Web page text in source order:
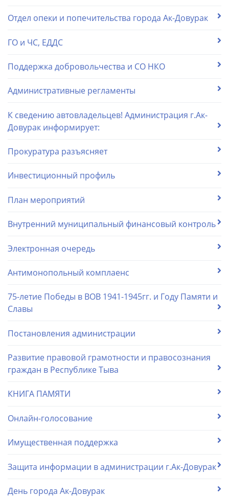
Отдел опеки и попечительства города Ак-Довурак
ГО и ЧС, ЕДДС
Поддержка добровольчества и СО НКО
Административные регламенты
К сведению автовладельцев! Администрация г.Ак-
Довурак информирует:
Прокуратура разъясняет
Инвестиционный профиль
План мероприятий
Внутренний муниципальный финансовый контроль
Электронная очередь
Антимонопольный комплаенс
75-летие Победы в ВОВ 1941-1945гг. и Году Памяти и
Славы
Постановления администрации
Развитие правовой грамотности и правосознания
граждан в Республике Тыва
КНИГА ПАМЯТИ
Онлайн-голосование
Имущественная поддержка
Защита информации в администрации г.Ак-Довурак
День города Ак-Довурак